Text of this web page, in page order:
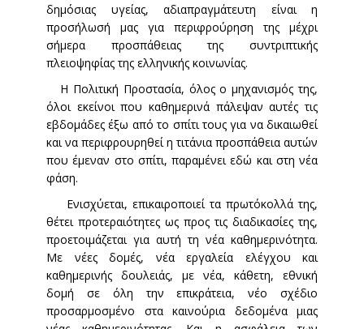
δημόσιας υγείας, αδιαπραγμάτευτη είναι η
προσήλωσή μας για περιφρούρηση της μέχρι
σήμερα προσπάθειας της συντριπτικής
πλειοψηφίας της ελληνικής κοινωνίας.
Η Πολιτική Προστασία, όλος ο μηχανισμός της,
όλοι εκείνοι που καθημερινά πάλεψαν αυτές τις
εβδομάδες έξω από το σπίτι τους για να δικαιωθεί
και να περιφρουρηθεί η τιτάνια προσπάθεια αυτών
που έμεναν στο σπίτι, παραμένει εδώ και στη νέα
φάση.
Ενισχύεται, επικαιροποιεί τα πρωτόκολλά της,
θέτει προτεραιότητες ως προς τις διαδικασίες της,
προετοιμάζεται για αυτή τη νέα καθημερινότητα.
Με νέες δομές, νέα εργαλεία ελέγχου και
καθημερινής δουλειάς, με νέα, κάθετη, εθνική
δομή σε όλη την επικράτεια, νέο σχέδιο
προσαρμοσμένο στα καινούρια δεδομένα μιας